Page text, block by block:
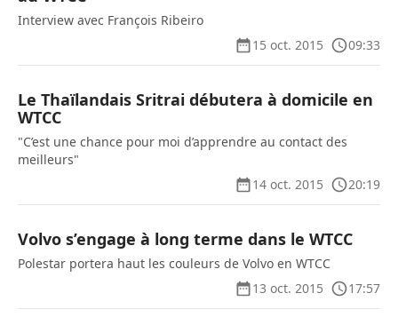
Interview avec François Ribeiro
15 oct. 2015
09:33
Le Thaïlandais Sritrai débutera à domicile en
WTCC
"C’est une chance pour moi d’apprendre au contact des
meilleurs"
14 oct. 2015
20:19
Volvo s’engage à long terme dans le WTCC
Polestar portera haut les couleurs de Volvo en WTCC
13 oct. 2015
17:57